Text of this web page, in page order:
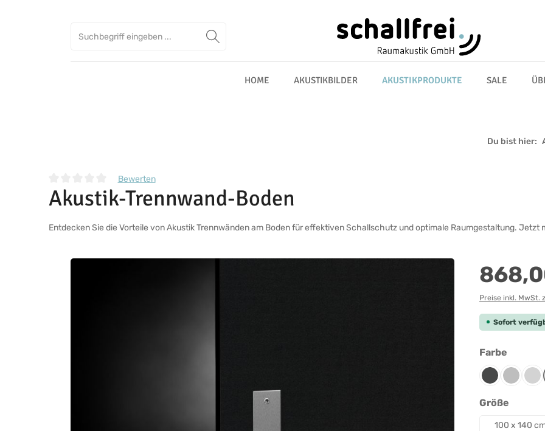
HOME AKUSTIKBILDER AKUSTIKPRODUKTE SALE
Du bist hier:
Durchschnittliche Bewertung von 0 von 5 Sternen
Bewerten
Akustik-Trennwand-Boden
Entdecken Sie die Vorteile von Akustik Trennwänden am Boden für effektiven Schallschutz und optimale Raumgestaltung. Jetzt
Bildergalerie überspringen Regulärer Preis:
Preise inkl. MwSt.
Sofort
Farbe
AnthrazitGrau-
Größe
100 x 140